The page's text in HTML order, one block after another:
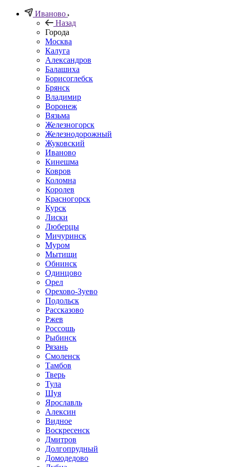
Иваново
Назад
Города
Москва
Калуга
Александров
Балашиха
Борисоглебск
Брянск
Владимир
Воронеж
Вязьма
Железногорск
Железнодорожный
Жуковский
Иваново
Кинешма
Ковров
Коломна
Королев
Красногорск
Курск
Лиски
Люберцы
Мичуринск
Муром
Мытищи
Обнинск
Одинцово
Орел
Орехово-Зуево
Подольск
Рассказово
Ржев
Россошь
Рыбинск
Рязань
Смоленск
Тамбов
Тверь
Тула
Шуя
Ярославль
Алексин
Видное
Воскресенск
Дмитров
Долгопрудный
Домодедово